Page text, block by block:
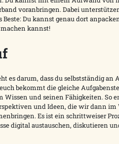
voranbringen. Dabei
Beste: Du kannst genau dort
kannst!
es darum, dass du selbstständig an
bekommt die gleiche
Wissen und seinen Fähigkeiten. So
und Ideen, die wir dann im
Es ist ein schrittweiser
digital austauschen, diskutieren